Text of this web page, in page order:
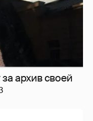
архив своей